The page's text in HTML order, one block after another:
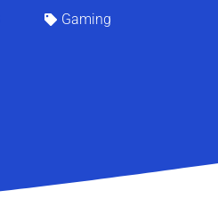
Gaming